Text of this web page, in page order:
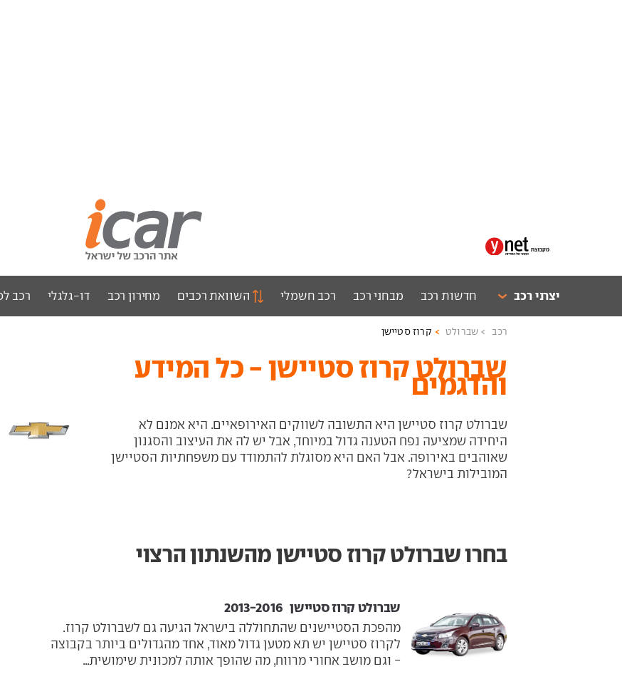
יצרני רכב חדשות רכב מבחני רכב רכב חשמלי השוואת רכבים מחירון רכב דו-גלגלי רכב
רכב שברולט קרוז סטיישן
שברולט קרוז סטיישן - כל המידע
והדגמים
שברולט קרוז סטיישן היא התשובה לשווקים האירופאיים. היא אמנם לא
היחידה שמציעה נפח הטענה גדול במיוחד, אבל יש לה את העיצוב והסגנון
שאוהבים באירופה. אבל האם היא מסוגלת להתמודד עם משפחתיות הסטיישן
המובילות בישראל?
בחרו שברולט קרוז סטיישן מהשנתון הרצוי
שברולט קרוז סטיישן ‏ 2013-2016
מהפכת הסטיישנים שהתחוללה בישראל הגיעה גם לשברולט קרוז.
לקרוז סטיישן יש תא מטען גדול מאוד, אחד מהגדולים ביותר בקבוצה
- וגם מושב אחורי מרווח, מה שהופך אותה למכונית שימושית...